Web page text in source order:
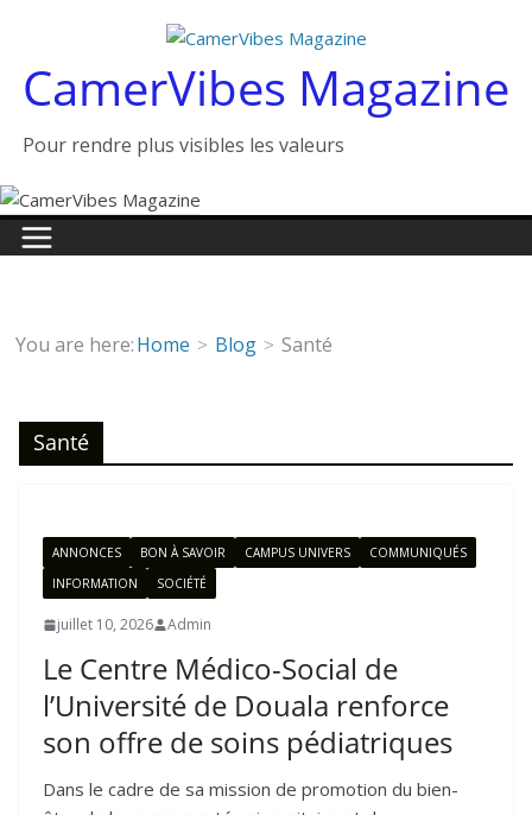
contenuCamerVibes Magazine
Pour rendre plus visibles les valeurs
You are here:Home Blog Santé
Santé
ANNONCES BON À SAVOIR CAMPUS UNIVERS
COMMUNIQUÉS
INFORMATION
SOCIÉTÉ
juillet 10, 2026 Admin
Le Centre Médico-Social de
l’Université de Douala renforce
son offre de soins pédiatriques
Dans le cadre de sa mission de promotion du bien-